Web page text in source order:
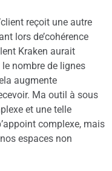
reçoit une autre
lors de’cohérence
Kraken aurait
nombre de lignes
augmente
Ma outil à sous
et une telle
complexe, mais
espaces non